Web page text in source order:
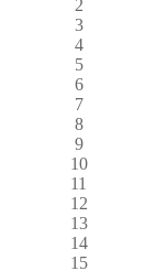
2
3
4
5
6
7
8
9
10
11
12
13
14
15